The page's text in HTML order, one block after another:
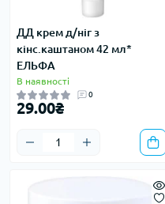
ДД крем д/ніг з
кінс.каштаном 42 мл*
ЕЛЬФА
В наявності
0
29.00₴